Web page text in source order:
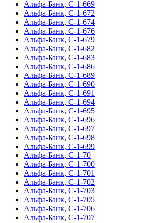
Альфа-Банк, С-1-669
Альфа-Банк, С-1-672
Альфа-Банк, С-1-674
Альфа-Банк, С-1-676
Альфа-Банк, С-1-679
Альфа-Банк, С-1-682
Альфа-Банк, С-1-683
Альфа-Банк, С-1-686
Альфа-Банк, С-1-689
Альфа-Банк, С-1-690
Альфа-Банк, С-1-691
Альфа-Банк, С-1-694
Альфа-Банк, С-1-695
Альфа-Банк, С-1-696
Альфа-Банк, С-1-697
Альфа-Банк, С-1-698
Альфа-Банк, С-1-699
Альфа-Банк, С-1-70
Альфа-Банк, С-1-700
Альфа-Банк, С-1-701
Альфа-Банк, С-1-702
Альфа-Банк, С-1-703
Альфа-Банк, С-1-705
Альфа-Банк, С-1-706
Альфа-Банк, С-1-707